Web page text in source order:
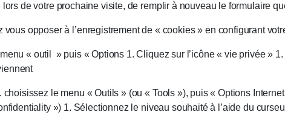
lors de votre prochaine visite, de remplir à nouveau le formulaire
opposer à l’enregistrement de « cookies » en configurant
« outil » puis « Options 1. Cliquez sur l’icône « vie privée »
le menu « Outils » (ou « Tools »), puis « Options
») 1. Sélectionnez le niveau souhaité à l’aide du